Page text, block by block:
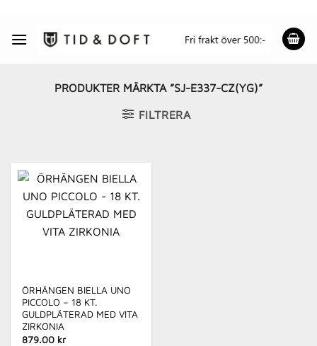
content
PRODUKTER MÄRKTA ”SJ-E337-CZ(YG)”
FILTRERA
ÖRHÄNGEN BIELLA UNO
PICCOLO – 18 KT.
GULDPLÄTERAD MED VITA
ZIRKONIA
879.00 kr